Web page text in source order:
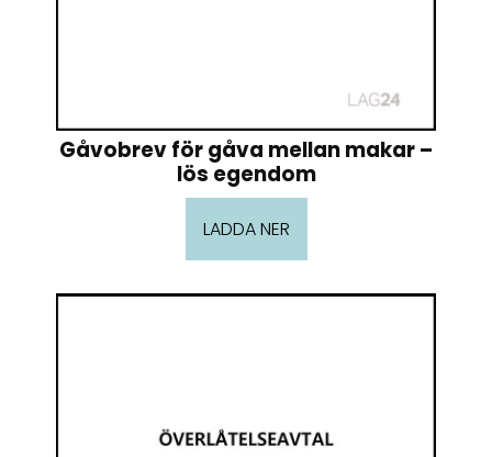
Gåvobrev för gåva mellan makar –
lös egendom
LADDA NER